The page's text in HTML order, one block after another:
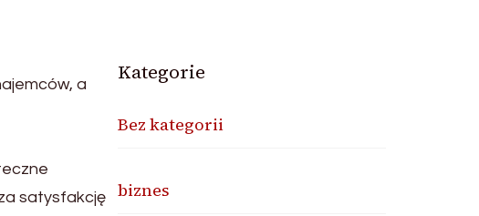
a
satysfakcję
Kategorie
Bez kategorii
biznes